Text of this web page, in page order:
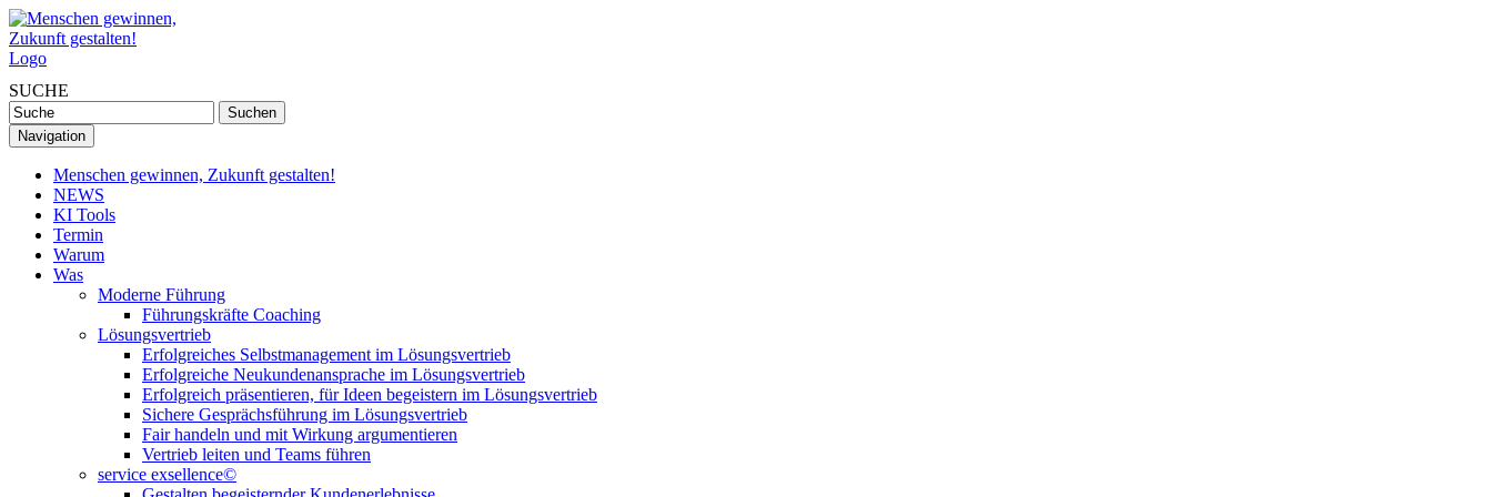
SUCHE
Navigation
Menschen gewinnen, Zukunft gestalten!
NEWS
KI Tools
Termin
Warum
Was
Moderne Führung
Führungskräfte Coaching
Lösungsvertrieb
Erfolgreiches Selbstmanagement im Lösungsvertrieb
Erfolgreiche Neukundenansprache im Lösungsvertrieb
Erfolgreich präsentieren, für Ideen begeistern im Lösungsvertrieb
Sichere Gesprächsführung im Lösungsvertrieb
Fair handeln und mit Wirkung argumentieren
Vertrieb leiten und Teams führen
service exsellence©